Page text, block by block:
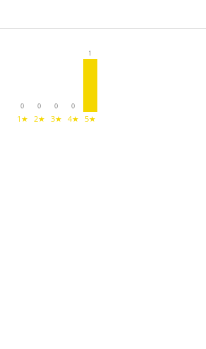
0
1★
0
2★
0
3★
0
4★
1
5★